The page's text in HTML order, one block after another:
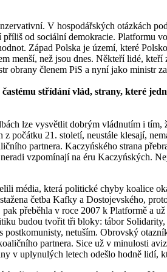
V hospodářských otázkách
od sociální demokracie. Platformu
Západ Polska je území, které
než jsou dnes. Někteří lidé,
členem PiS a nyní jako ministr
střídání vlád, strany, které
lze vysvětlit dobrým vládnutím i tím,
21. století, neustále klesají,
partnera. Kaczyńského strana
vzpomínají na éru Kaczyńských.
média, která politické chyby koalice
četba Kafky a Dostojevského,
přeběhla v roce 2007 k Platformě a
budou tvořit tři bloky: tábor
postkomunisty, netuším. Obrovský
partnera. Sice už v minulosti
v uplynulých letech odešlo hodně